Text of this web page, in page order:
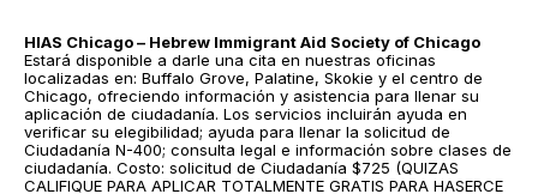
HIAS Chicago – Hebrew Immigrant Aid Society of Chicago
Estará disponible a darle una cita en nuestras oficinas
localizadas en: Buffalo Grove, Palatine, Skokie y el centro de
Chicago, ofreciendo información y asistencia para llenar su
aplicación de ciudadanía. Los servicios incluirán ayuda en
verificar su elegibilidad; ayuda para llenar la solicitud de
Ciudadanía N-400; consulta legal e información sobre clases de
ciudadanía. Costo: solicitud de Ciudadanía $725 (QUIZAS
CALIFIQUE PARA APLICAR TOTALMENTE GRATIS PARA HASERCE